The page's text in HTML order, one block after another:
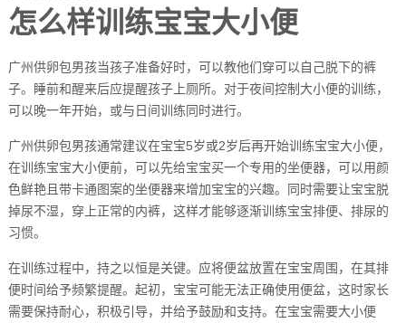
怎么样训练宝宝大小便
广州供卵包男孩当孩子准备好时，可以教他们穿可以自己脱下的裤
子。睡前和醒来后应提醒孩子上厕所。对于夜间控制大小便的训练，
可以晚一年开始，或与日间训练同时进行。
广州供卵包男孩通常建议在宝宝5岁或2岁后再开始训练宝宝大小便，
在训练宝宝大小便前，可以先给宝宝买一个专用的坐便器，可以用颜
色鲜艳且带卡通图案的坐便器来增加宝宝的兴趣。同时需要让宝宝脱
掉尿不湿，穿上正常的内裤，这样才能够逐渐训练宝宝排便、排尿的
习惯。
在训练过程中，持之以恒是关键。应将便盆放置在宝宝周围，在其排
便时间给予频繁提醒。起初，宝宝可能无法正确使用便盆，这时家长
需要保持耐心，积极引导，并给予鼓励和支持。在宝宝需要大小便